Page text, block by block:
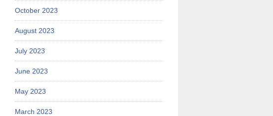
October 2023
August 2023
July 2023
June 2023
May 2023
March 2023